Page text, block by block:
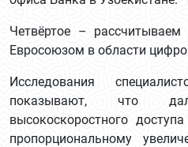
Четвёртое – рассчитываем
Евросоюзом в области
Исследования
показывают, что
высокоскоростного
пропорциональному